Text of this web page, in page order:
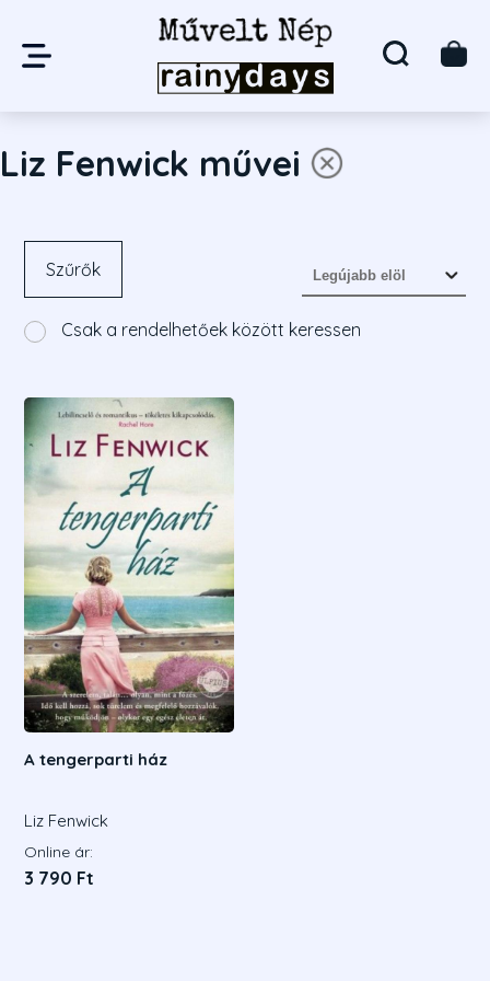
Liz Fenwick művei
Szűrők
Csak a rendelhetőek között keressen
A tengerparti ház
Liz Fenwick
Online ár:
3 790 Ft